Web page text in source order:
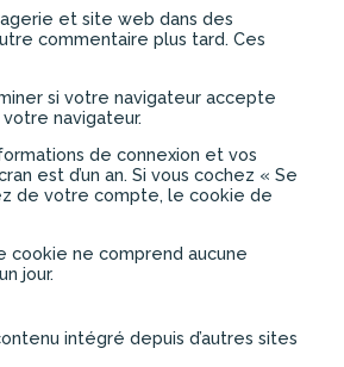
et site web dans des
commentaire plus tard. Ces
si votre navigateur accepte
navigateur.
de connexion et vos
est d’un an. Si vous cochez « Se
de votre compte, le cookie de
cookie ne comprend aucune
jour.
intégré depuis d’autres sites